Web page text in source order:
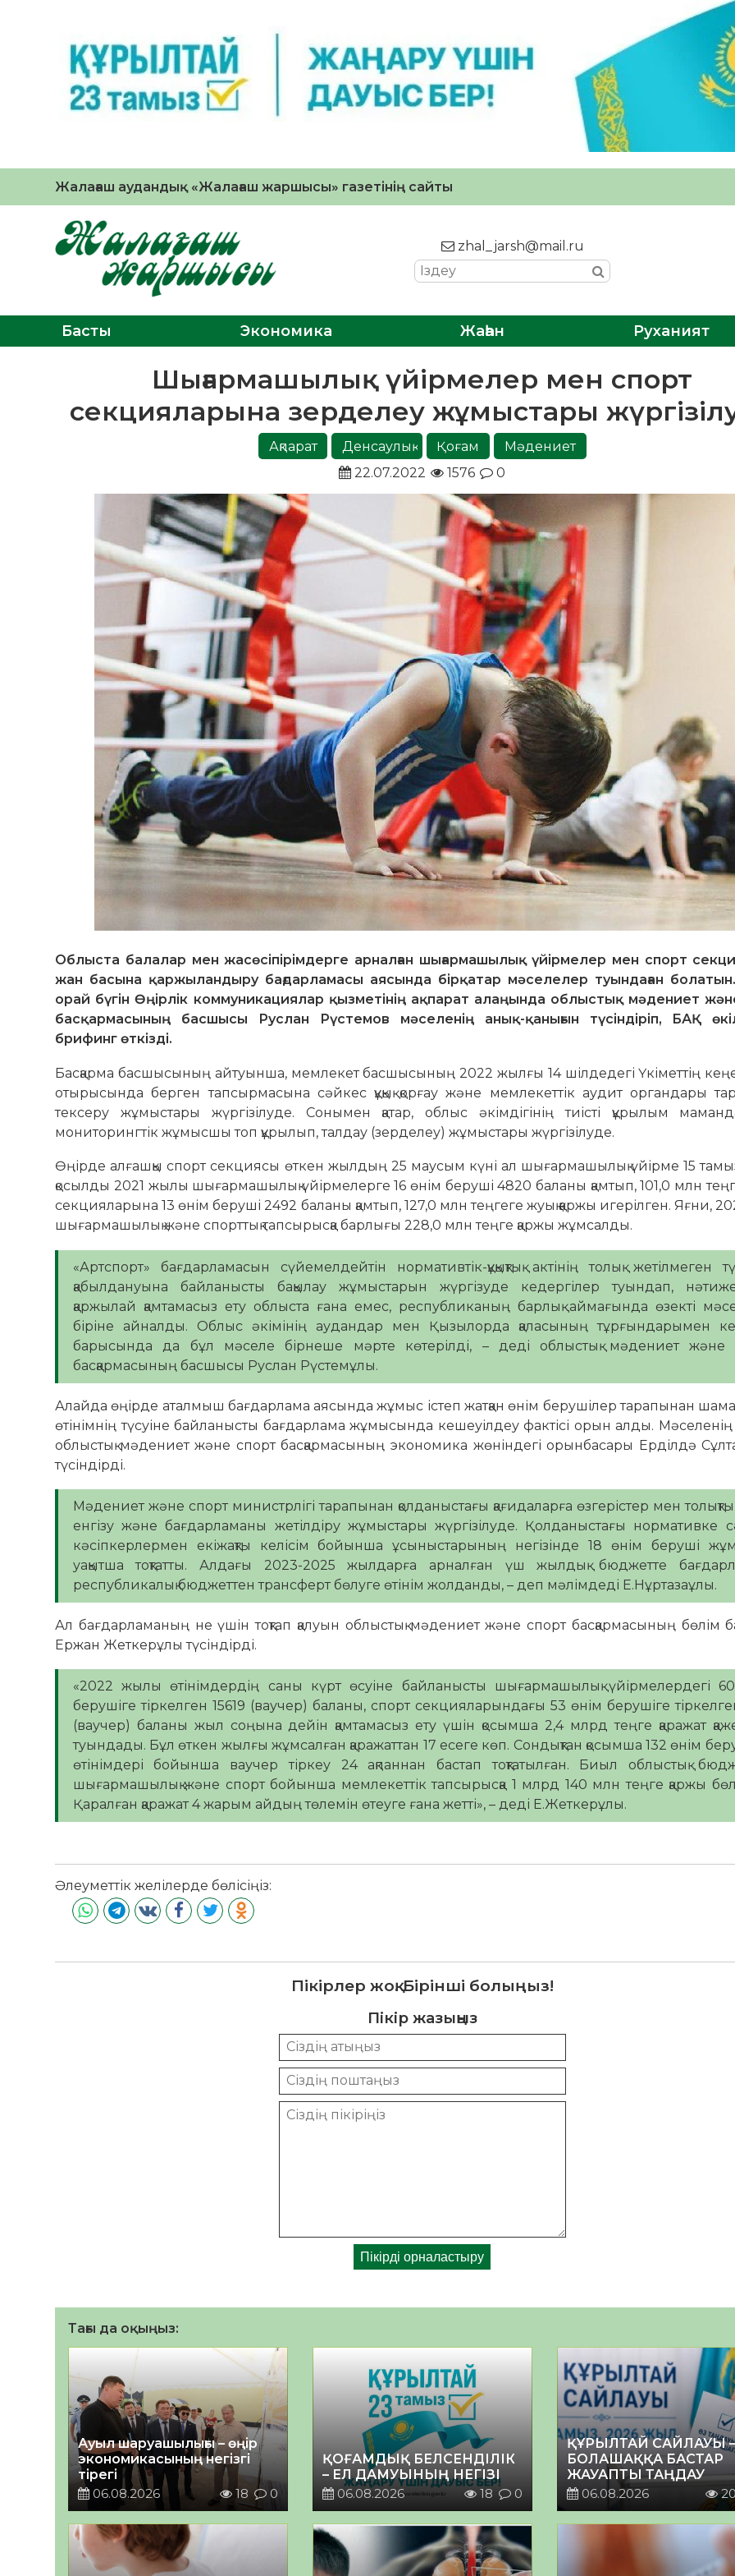
Жалағаш аудандық «Жалағаш жаршысы» газетінің сайты
zhal_jarsh@mail.ru
Басты Экономика Жаһан Руханият
Шығармашылық үйірмелер мен спорт
секцияларына зерделеу жұмыстары
Ақпарат Денсаулық Қоғам
Мәдениет
22.07.2022
1576 0
Облыста балалар мен жасөсіпірімдерге арналған шығармашылық үйірмелер мен спорт
жан басына қаржыландыру бағдарламасы аясында бірқатар мәселелер туындаған
орай бүгін Өңірлік коммуникациялар қызметінің ақпарат алаңында облыстық мәдениет
басқармасының басшысы Руслан Рүстемов мәселенің анық-қанығын түсіндіріп, БАҚ
брифинг өткізді.
Басқарма басшысының айтуынша, мемлекет басшысының 2022 жылғы 14 шілдедегі Үкіметтің
отырысында берген тапсырмасына сәйкес құқық қорғау және мемлекеттік аудит органдары
тексеру жұмыстары жүргізілуде. Сонымен қатар, облыс әкімдігінің тиісті құрылым
мониторингтік жұмысшы топ құрылып, талдау (зерделеу) жұмыстары жүргізілуде.
Өңірде алғашқы спорт секциясы өткен жылдың 25 маусым күні ал шығармашылық үйірме 15
қосылды 2021 жылы шығармашылық үйірмелерге 16 өнім беруші 4820 баланы қамтып, 101,0 млн
секцияларына 13 өнім беруші 2492 баланы қамтып, 127,0 млн теңгеге жуық қаржы игерілген. Яғни,
шығармашылық және спорттық тапсырысқа барлығы 228,0 млн теңге қаржы жұмсалды.
«Артспорт» бағдарламасын сүйемелдейтін нормативтік-құқықтық актінің толық жетілмеген
қабылдануына байланысты бақылау жұмыстарын жүргізуде кедергілер туындап,
қаржылай қамтамасыз ету облыста ғана емес, республиканың барлық аймағында өзекті
біріне айналды. Облыс әкімінің аудандар мен Қызылорда қаласының тұрғындарымен
барысында да бұл мәселе бірнеше мәрте көтерілді, – деді облыстық мәдениет және
басқармасының басшысы Руслан Рүстемұлы.
Алайда өңірде аталмыш бағдарлама аясында жұмыс істеп жатқан өнім берушілер тарапынан
өтінімнің түсуіне байланысты бағдарлама жұмысында кешеуілдеу фактісі орын алды. Мәселенің
облыстық мәдениет және спорт басқармасының экономика жөніндегі орынбасары Ерділдә
түсіндірді.
Мәдениет және спорт министрлігі тарапынан қолданыстағы қағидаларға өзгерістер мен
енгізу және бағдарламаны жетілдіру жұмыстары жүргізілуде. Қолданыстағы нормативке
кәсіпкерлермен екіжақты келісім бойынша ұсыныстарының негізінде 18 өнім беруші
уақытша тоқтатты. Алдағы 2023-2025 жылдарға арналған үш жылдық бюджетте
республикалық бюджеттен трансферт бөлуге өтінім жолданды, – деп мәлімдеді Е.Нұртазаұлы.
Ал бағдарламаның не үшін тоқтап қалуын облыстық мәдениет және спорт басқармасының бөлім
Ержан Жеткерұлы түсіндірді.
«2022 жылы өтінімдердің саны күрт өсуіне байланысты шығармашылық үйірмелердегі
берушіге тіркелген 15619 (ваучер) баланы, спорт секцияларындағы 53 өнім берушіге
(ваучер) баланы жыл соңына дейін қамтамасыз ету үшін қосымша 2,4 млрд теңге қаражат
туындады. Бұл өткен жылғы жұмсалған қаражаттан 17 есеге көп. Сондықтан қосымша 132 өнім
өтінімдері бойынша ваучер тіркеу 24 ақпаннан бастап тоқтатылған. Биыл облыстық
шығармашылық және спорт бойынша мемлекеттік тапсырысқа 1 млрд 140 млн теңге қаржы
Қаралған қаражат 4 жарым айдың төлемін өтеуге ғана жетті», – деді Е.Жеткерұлы.
Әлеуметтік желілерде бөлісіңіз:
Пікірлер жоқ. Бірінші болыңыз!
Пікір жазыңыз
Тағы да оқыңыз:
Ауыл шаруашылығы – өңір
экономикасының негізгі
тірегі
06.08.2026
18 0
ҚОҒАМДЫҚ БЕЛСЕНДІЛІК
– ЕЛ ДАМУЫНЫҢ НЕГІЗІ
06.08.2026
18 0
ҚҰРЫЛТАЙ САЙЛАУЫ –
БОЛАШАҚҚА БАСТАР
ЖАУАПТЫ ТАҢДАУ
06.08.2026
20